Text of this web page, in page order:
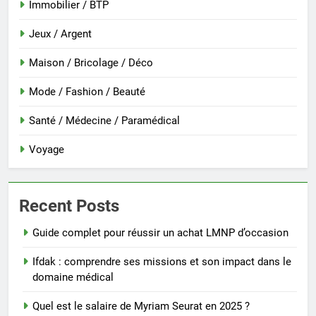
Immobilier / BTP
Jeux / Argent
Maison / Bricolage / Déco
Mode / Fashion / Beauté
Santé / Médecine / Paramédical
Voyage
Recent Posts
Guide complet pour réussir un achat LMNP d’occasion
Ifdak : comprendre ses missions et son impact dans le
domaine médical
Quel est le salaire de Myriam Seurat en 2025 ?